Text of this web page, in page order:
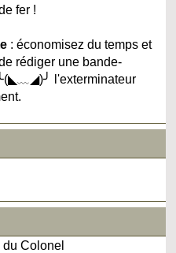
fer !
: économisez du temps et
rédiger une bande-
l'exterminateur
Colonel